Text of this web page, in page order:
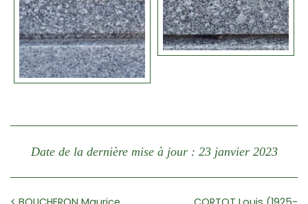
Date de la dernière mise à jour : 23 janvier 2023